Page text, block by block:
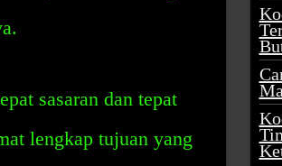
sasaran dan tepat
lengkap tujuan yang